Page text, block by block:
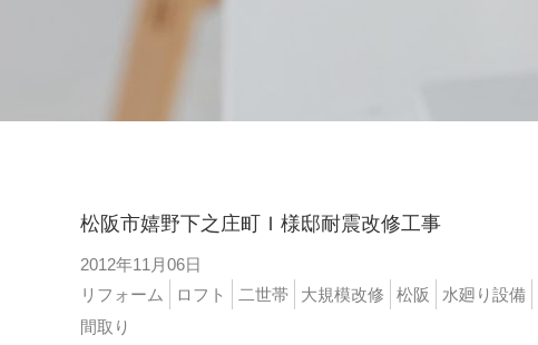
松阪市嬉野下之庄町Ｉ様邸耐震改修工事
2012年11月06日
リフォーム
ロフト 二世帯 大規模改修 松阪 水廻り設備
間取り